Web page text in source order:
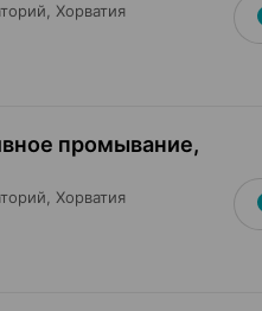
, Хорватия
промывание,
, Хорватия